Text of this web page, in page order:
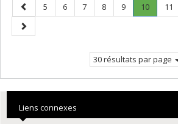
Page
précédente
Page
5 Page
6 Page
7 Page
8 Page
9 Page
10.
Page
Page
11
Page
suivante
30 résultats par page
Liens connexes